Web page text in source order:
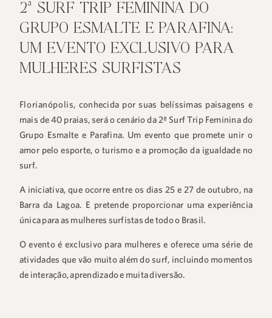
2ª SURF TRIP FEMININA DO
GRUPO ESMALTE E PARAFINA:
UM EVENTO EXCLUSIVO PARA
MULHERES SURFISTAS
Florianópolis, conhecida por suas belíssimas paisagens e
mais de 40 praias, será o cenário da 2ª Surf Trip Feminina do
Grupo Esmalte e Parafina. Um evento que promete unir o
amor pelo esporte, o turismo e a promoção da igualdade no
surf.
A iniciativa, que ocorre entre os dias 25 e 27 de outubro, na
Barra da Lagoa. E pretende proporcionar uma experiência
única para as mulheres surfistas de todo o Brasil.
O evento é exclusivo para mulheres e oferece uma série de
atividades que vão muito além do surf, incluindo momentos
de interação, aprendizado e muita diversão.